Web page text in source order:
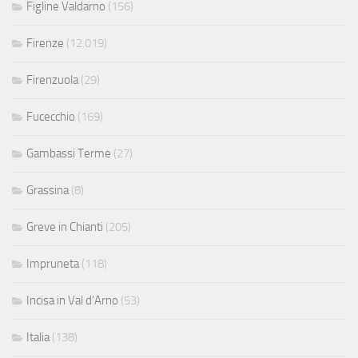
Figline Valdarno (156)
Firenze (12.019)
Firenzuola(29)
Fucecchio (169)
Gambassi Terme (27)
Grassina(8)
Greve in Chianti (205)
Impruneta(118)
Incisa in Val d'Arno (53)
Italia(138)